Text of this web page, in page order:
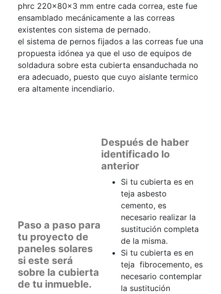
phrc 220x80x3 mm entre cada correa, este fue
ensamblado mecánicamente a las correas
existentes con sistema de pernado.
el sistema de pernos fijados a las correas fue una
propuesta idónea ya que el uso de equipos de
soldadura sobre esta cubierta ensanduchada no
era adecuado, puesto que cuyo aislante termico
era altamente incendiario.
Paso a paso para
tu proyecto de
paneles solares
si este será
sobre la cubierta
de tu inmueble.
Después de haber
identificado lo
anterior
Si tu cubierta es en
teja asbesto
cemento, es
necesario realizar la
sustitución completa
de la misma.
Si tu cubierta es en
teja fibrocemento, es
necesario contemplar
la sustitución